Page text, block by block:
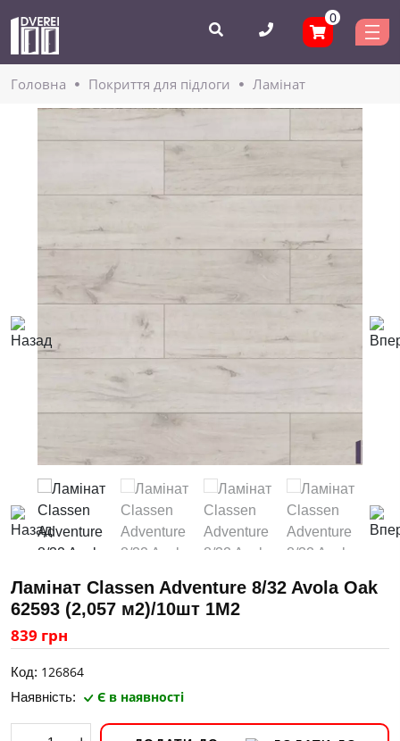
0
Головнa Покриття для підлоги Ламінат
Ламінат Classen Adventure 8/32 Avola Oak
62593 (2,057 м2)/10шт 1M2
839 грн
Код: 126864
Наявність: Є в наявності